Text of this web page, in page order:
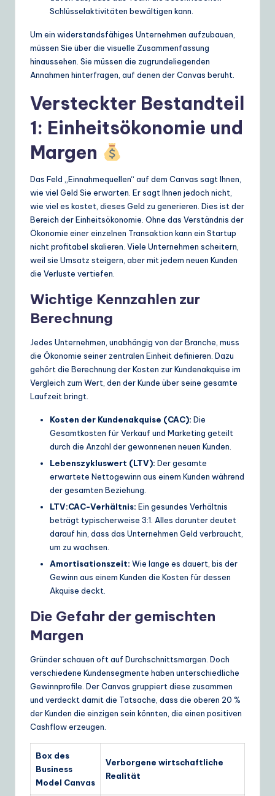
Schlüsselaktivitäten bewältigen kann.
Um ein widerstandsfähiges Unternehmen aufzubauen,
müssen Sie über die visuelle Zusammenfassung
hinaussehen. Sie müssen die zugrundeliegenden
Annahmen hinterfragen, auf denen der Canvas beruht.
Versteckter Bestandteil
1: Einheitsökonomie und
Margen
Das Feld „Einnahmequellen“ auf dem Canvas sagt Ihnen,
wie viel Geld Sie erwarten. Er sagt Ihnen jedoch nicht,
wie viel es kostet, dieses Geld zu generieren. Dies ist der
Bereich der Einheitsökonomie. Ohne das Verständnis der
Ökonomie einer einzelnen Transaktion kann ein Startup
nicht profitabel skalieren. Viele Unternehmen scheitern,
weil sie Umsatz steigern, aber mit jedem neuen Kunden
die Verluste vertiefen.
Wichtige Kennzahlen zur
Berechnung
Jedes Unternehmen, unabhängig von der Branche, muss
die Ökonomie seiner zentralen Einheit definieren. Dazu
gehört die Berechnung der Kosten zur Kundenakquise im
Vergleich zum Wert, den der Kunde über seine gesamte
Laufzeit bringt.
Kosten der Kundenakquise (CAC): Die
Gesamtkosten für Verkauf und Marketing geteilt
durch die Anzahl der gewonnenen neuen Kunden.
Lebenszykluswert (LTV): Der gesamte
erwartete Nettogewinn aus einem Kunden während
der gesamten Beziehung.
LTV:CAC-Verhältnis: Ein gesundes Verhältnis
beträgt typischerweise 3:1. Alles darunter deutet
darauf hin, dass das Unternehmen Geld verbraucht,
um zu wachsen.
Amortisationszeit: Wie lange es dauert, bis der
Gewinn aus einem Kunden die Kosten für dessen
Akquise deckt.
Die Gefahr der gemischten
Margen
Gründer schauen oft auf Durchschnittsmargen. Doch
verschiedene Kundensegmente haben unterschiedliche
Gewinnprofile. Der Canvas gruppiert diese zusammen
und verdeckt damit die Tatsache, dass die oberen 20 %
der Kunden die einzigen sein könnten, die einen positiven
Cashflow erzeugen.
Box des
Business
Model Canvas
Verborgene wirtschaftliche
Realität